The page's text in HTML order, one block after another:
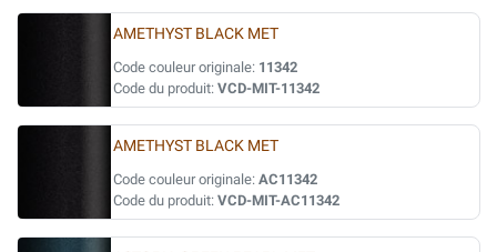
AMETHYST BLACK MET
Code couleur originale: 11342
Code du produit: VCD-MIT-11342
AMETHYST BLACK MET
Code couleur originale: AC11342
Code du produit: VCD-MIT-AC11342